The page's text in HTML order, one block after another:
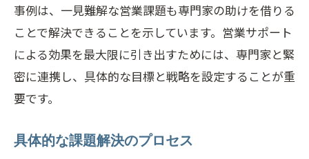
事例は、一見難解な営業課題も専門家の助けを借りる
ことで解決できることを示しています。営業サポート
による効果を最大限に引き出すためには、専門家と緊
密に連携し、具体的な目標と戦略を設定することが重
要です。
具体的な課題解決のプロセス